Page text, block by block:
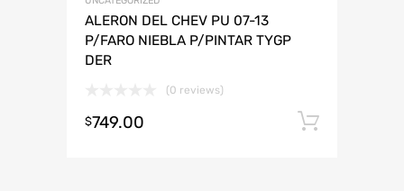
ALERON DEL CHEV PU 07-13
P/FARO NIEBLA P/PINTAR TYGP
DER
(0 reviews)
$749.00